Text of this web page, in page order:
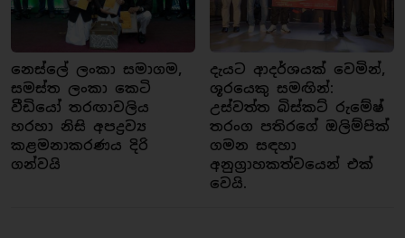
නෙස්ලේ ලංකා සමාගම,
සමස්ත ලංකා කෙටි
වීඩියෝ තරඟාවලිය
හරහා නිසි අපද්‍රව්‍ය
කළමනාකරණය දිරි
ගන්වයි
දැයට ආදර්ශයක් වෙමින්,
ශූරයෙකු සමඟින්:
උස්වත්ත බිස්කට් රුමේෂ්
තරංග පතිරගේ ඔලිම්පික්
ගමන සඳහා
අනුග්‍රාහකත්වයෙන් එක්
වෙයි.